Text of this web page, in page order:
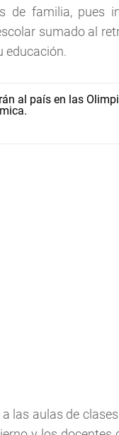
de familia, pues
sumado al
educación.
las aulas de